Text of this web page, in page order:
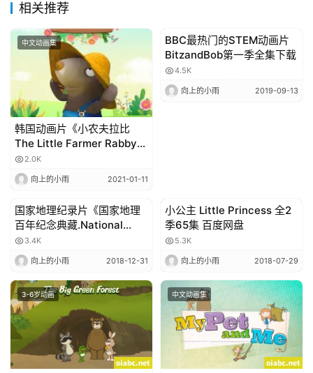
相关推荐
中文动画集
韩国动画片《小农夫拉比
The Little Farmer Rabby》
全52集 国语中字 百度网盘免
费下载
2.0K
向上的小雨 2021-01-11
3-6岁动画
BBC最热门的STEM动画片
BitzandBob第一季全集下载
4.5K
向上的小雨 2019-09-13
中文动画集
国家地理纪录片《国家地理
百年纪念典藏.National
Geographic 100
Years.2004》百度网盘下载
3.4K
向上的小雨 2018-12-31
3-6岁动画
小公主 Little Princess 全2
季65集 百度网盘
5.3K
向上的小雨 2018-07-29
3-6岁动画 中文动画集